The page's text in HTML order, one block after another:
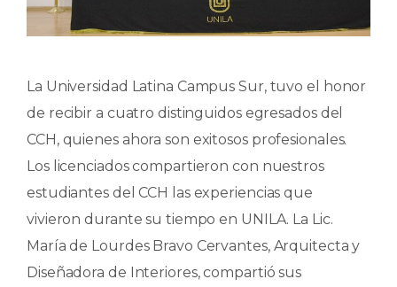
La Universidad Latina Campus Sur, tuvo el honor
de recibir a cuatro distinguidos egresados del
CCH, quienes ahora son exitosos profesionales.
Los licenciados compartieron con nuestros
estudiantes del CCH las experiencias que
vivieron durante su tiempo en UNILA. La Lic.
María de Lourdes Bravo Cervantes, Arquitecta y
Diseñadora de Interiores, compartió sus